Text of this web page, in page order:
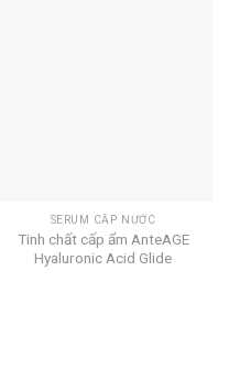
SERUM CẤP NƯỚC
Tinh chất cấp ẩm AnteAGE
Hyaluronic Acid Glide